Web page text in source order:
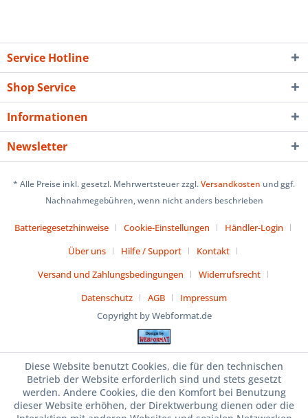
Service Hotline
Shop Service
Informationen
Newsletter
* Alle Preise inkl. gesetzl. Mehrwertsteuer zzgl.Versandkosten und ggf.
Nachnahmegebühren, wenn nicht anders beschrieben
Batteriegesetzhinweise Cookie-Einstellungen
Händler-Login
Über uns
Hilfe / Support
Kontakt
Versand und Zahlungsbedingungen
Widerrufsrecht
Datenschutz
AGB
Impressum
Copyright by Webformat.de
Diese Website benutzt Cookies, die für den technischen
Betrieb der Website erforderlich sind und stets gesetzt
werden. Andere Cookies, die den Komfort bei Benutzung
dieser Website erhöhen, der Direktwerbung dienen oder die